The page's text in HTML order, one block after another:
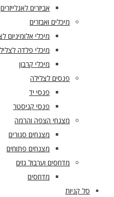
אביזרים לאנלייזרים
מיכלים ואבזרים
מיכלי אלומיניום
מיכלי פלדה
מיכלי קרבון
פנסים לצלילה
פנסי יד
פנסי קניסטר
מצנחי הצפה והרמה
מצנחים סגורים
מצנחים פתוחים
מדחסים וערבול גזים
מדחסים
סל קניות